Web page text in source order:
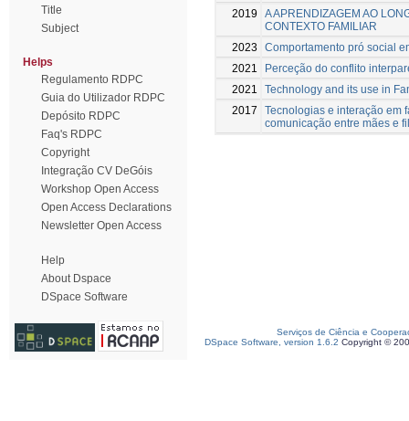
Title
Subject
Helps
Regulamento RDPC
Guia do Utilizador RDPC
Depósito RDPC
Faq's RDPC
Copyright
Integração CV DeGóis
Workshop Open Access
Open Access Declarations
Newsletter Open Access
Help
About Dspace
DSpace Software
2019
A APRENDIZAGEM AO
CONTEXTO FAMILIAR
2023
Comportamento pró social
2021
Perceção do conflito
2021
Technology and its use in
2017
Tecnologias e interação em
comunicação entre mães e
Serviços de Ciência e
DSpace Software, version 1.6.2 Copyright ©